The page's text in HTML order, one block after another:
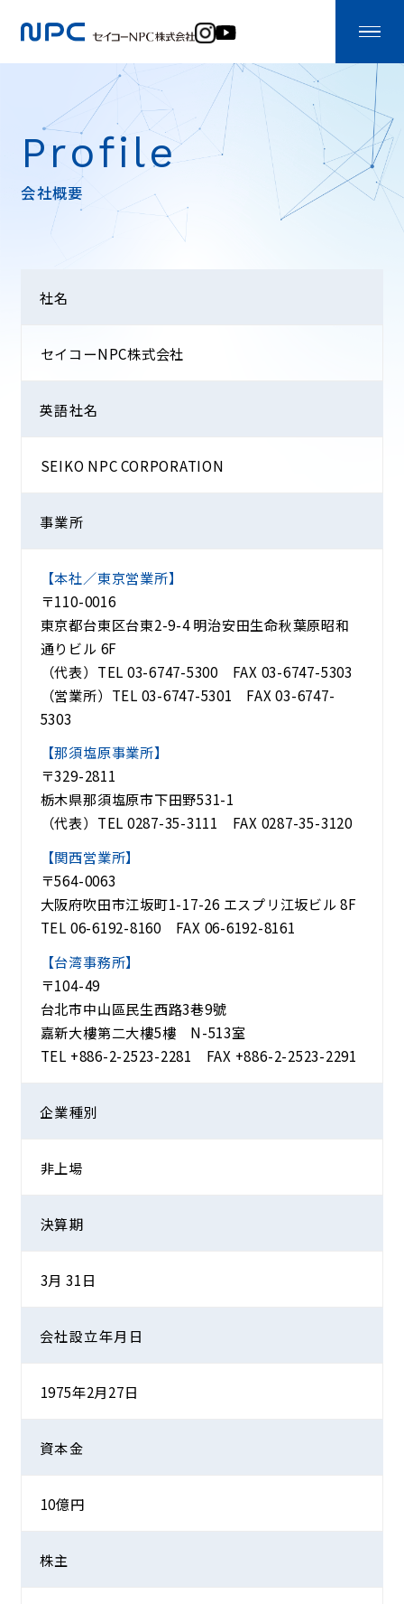
Profile
会社概要
社名
セイコーNPC株式会社
英語社名
SEIKO NPC CORPORATION
事業所
【本社／東京営業所】
〒110-0016
東京都台東区台東2-9-4 明治安田生命秋葉原昭和
通りビル 6F
（代表）TEL 03-6747-5300 FAX 03-6747-5303
（営業所）TEL 03-6747-5301 FAX 03-6747-
5303
【那須塩原事業所】
〒329-2811
栃木県那須塩原市下田野531-1
（代表）TEL 0287-35-3111 FAX 0287-35-3120
【関西営業所】
〒564-0063
大阪府吹田市江坂町1-17-26 エスプリ江坂ビル 8F
TEL 06-6192-8160 FAX 06-6192-8161
【台湾事務所】
〒104-49
台北市中山區民生西路3巷9號
嘉新大樓第二大樓5樓 N-513室
TEL +886-2-2523-2281 FAX +886-2-2523-2291
企業種別
非上場
決算期
3月 31日
会社設立年月日
1975年2月27日
資本金
10億円
株主